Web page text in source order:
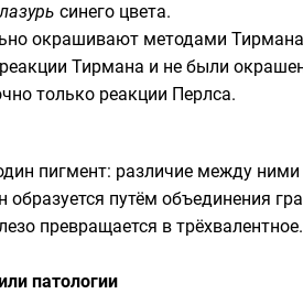
синего цвета.
окрашивают методами
Тирмана и не были
только реакции Перлса.
пигмент: различие между
путём объединения
превращается в
патологии